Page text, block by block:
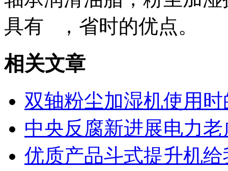
具有 ，省时的优点。
相关文章
双轴粉尘加湿机使用
中央反腐新进展电力
优质产品斗式提升机